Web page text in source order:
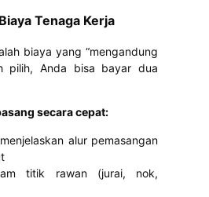
Tenaga Kerja
biaya yang “mengandung
pilih, Anda bisa bayar dua
secara cepat:
alur pemasangan
titik rawan (jurai, nok,